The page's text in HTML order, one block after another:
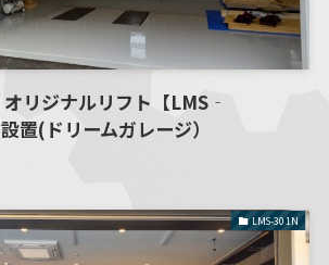
ジナルリフト【LMS‐
(ドリームガレージ）
LMS-301N